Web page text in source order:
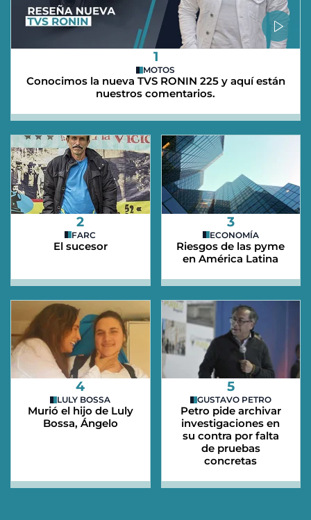
1
MOTOS
Conocimos la nueva TVS RONIN 225 y aquí están
nuestros comentarios.
2
FARC
El sucesor
3
ECONOMÍA
Riesgos de las pyme
en América Latina
4
LULY BOSSA
Murió el hijo de Luly
Bossa, Ángelo
5
GUSTAVO PETRO
Petro pide archivar
investigaciones en
su contra por falta
de pruebas
concretas